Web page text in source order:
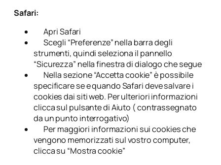
Safari:
Apri Safari
Scegli “Preferenze” nella barra degli
strumenti, quindi seleziona il pannello
“Sicurezza” nella finestra di dialogo che segue
Nella sezione “Accetta cookie” è possibile
specificare se e quando Safari deve salvare i
cookies dai siti web. Per ulteriori informazioni
clicca sul pulsante di Aiuto ( contrassegnato
da un punto interrogativo)
Per maggiori informazioni sui cookies che
vengono memorizzati sul vostro computer,
clicca su “Mostra cookie”